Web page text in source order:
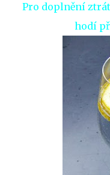
Pro doplnění
hodí